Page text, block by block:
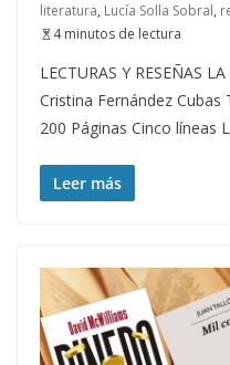
literatura, Lucía Solla Sobral,
4 minutos de lectura
LECTURAS Y RESEÑAS
Cristina Fernández Cubas
200 Páginas Cinco líneas
Leer más